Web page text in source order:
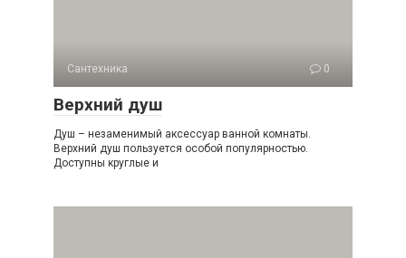
Сантехника 0
Верхний душ
Душ – незаменимый аксессуар ванной комнаты.
Верхний душ пользуется особой популярностью.
Доступны круглые и